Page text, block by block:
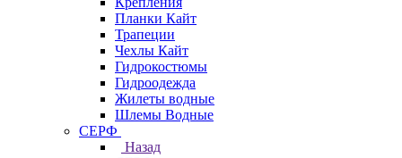
Планки Кайт
Трапеции
Чехлы Кайт
Гидрокостюмы
Гидроодежда
Жилеты водные
Шлемы Водные
СЕРФ
Назад